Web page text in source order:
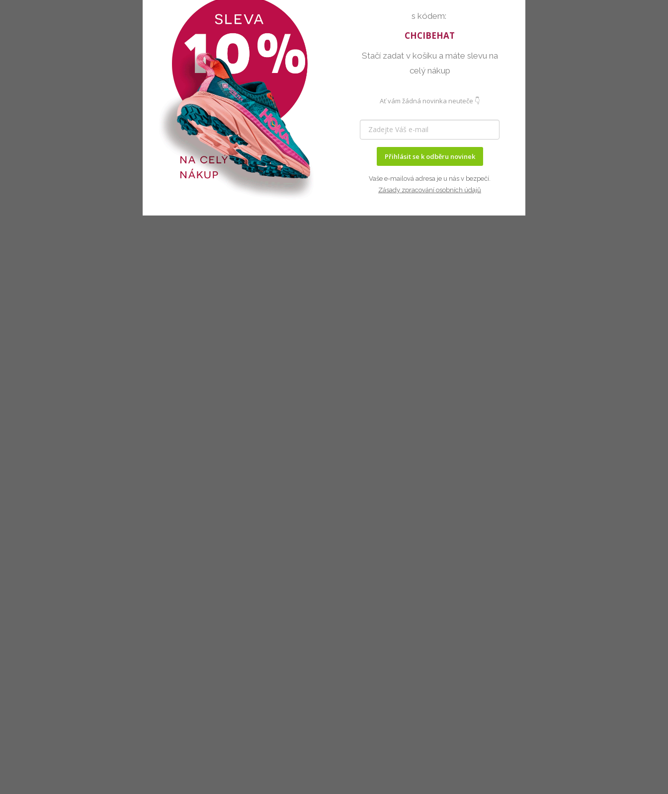
s kódem:
CHCIBEHAT
Stačí zadat v košíku a máte slevu na
celý nákup
Ať vám žádná novinka neuteče 👇
Přihlásit se k odběru novinek
Vaše e-mailová adresa je u nás v bezpečí.
Zásady zpracování osobních údajů